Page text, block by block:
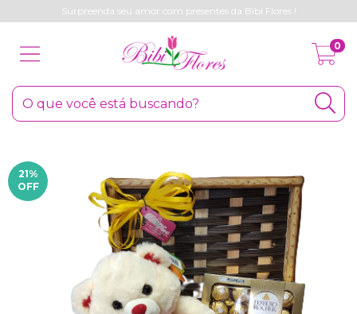
Surpreenda seu amor com presentes da Bibi Flores !
0
21%
OFF